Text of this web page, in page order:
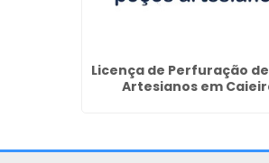
Licença de Perfuração
Artesianos em